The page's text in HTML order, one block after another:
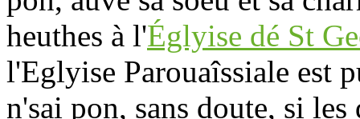
heuthes à l'Églyise dé St
l'Eglyise Parouaîssiale est
n'sai pon, sans doute, si